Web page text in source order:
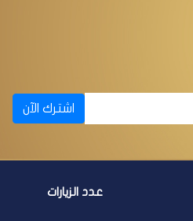
اشترك الآن
عدد الزيارات